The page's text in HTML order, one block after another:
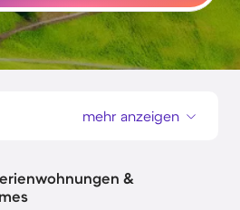
mehr anzeigen
&